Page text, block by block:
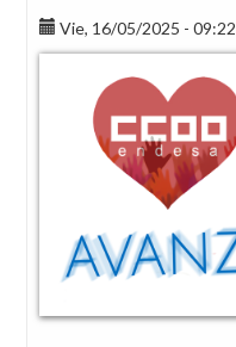
Vie, 16/05/2025 - 09:22